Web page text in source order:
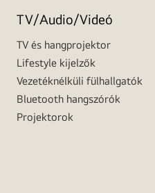
TV/Audio/Videó
TV és hangprojektor
Lifestyle kijelzők
Vezetéknélküli fülhallgatók
Bluetooth hangszórók
Projektorok